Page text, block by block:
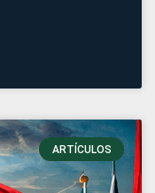
ARTÍCULOS